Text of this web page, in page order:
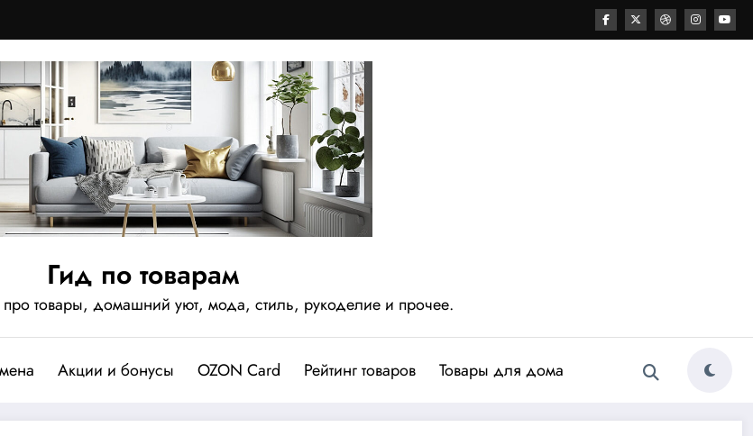
Гид по товарам
товары, домашний уют, мода, стиль, рукоделие и прочее.
Акции и бонусы OZON Card Рейтинг товаров Товары для дома